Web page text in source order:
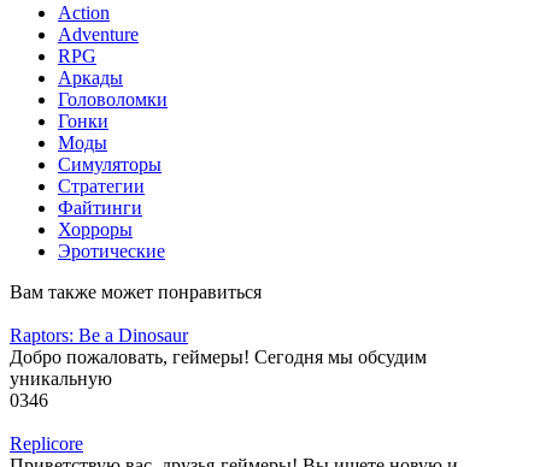
Action
Adventure
RPG
Аркады
Головоломки
Гонки
Моды
Симуляторы
Стратегии
Файтинги
Хорроры
Эротические
Вам также может понравиться
Raptors: Be a Dinosaur
Добро пожаловать, геймеры! Сегодня мы обсудим
уникальную
0346
Replicore